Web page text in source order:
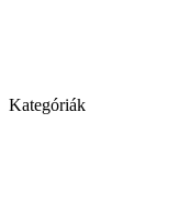
Kategóriák